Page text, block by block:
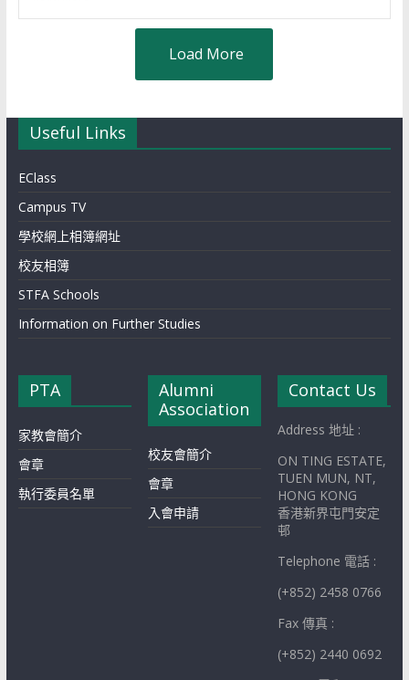
Load More
Useful Links
EClass
Campus TV
學校網上相簿網址
校友相簿
STFA Schools
Information on Further Studies
PTA
家教會簡介
會章
執行委員名單
Alumni
Association
校友會簡介
會章
入會申請
Contact Us
Address 地址 :
ON TING ESTATE,
TUEN MUN, NT,
HONG KONG
香港新界屯門安定
邨
Telephone 電話 :
(+852) 2458 0766
Fax 傳真 :
(+852) 2440 0692